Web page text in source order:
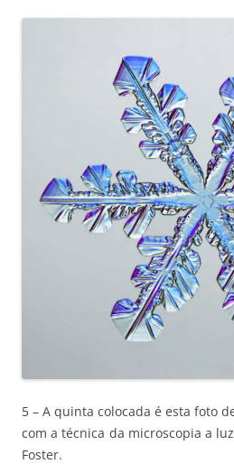
5 – A quinta colocada é esta foto
com a técnica da microscopia a
Foster.